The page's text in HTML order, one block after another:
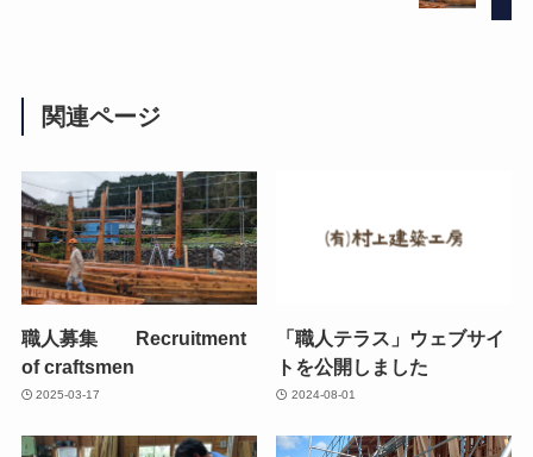
関連ページ
職人募集 Recruitment
of craftsmen
2025-03-17
「職人テラス」ウェブサイ
トを公開しました
2024-08-01